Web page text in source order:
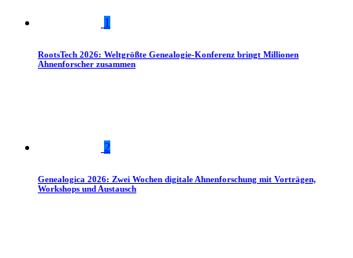
1
RootsTech 2026: Weltgrößte Genealogie-Konferenz bringt Millionen
Ahnenforscher zusammen
2
Genealogica 2026: Zwei Wochen digitale Ahnenforschung mit Vorträgen,
Workshops und Austausch